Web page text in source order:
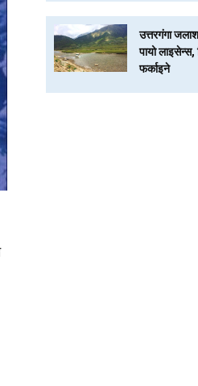
उत्तरगंगा
पायो लाइसेन्स,
फर्काइने